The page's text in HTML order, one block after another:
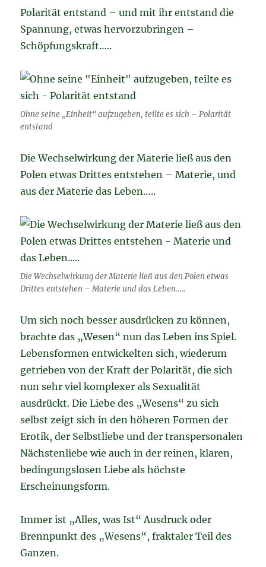
Polarität entstand – und mit ihr entstand die
Spannung, etwas hervorzubringen –
Schöpfungskraft…..
Ohne seine „Einheit“ aufzugeben, teilte es sich – Polarität
entstand
Die Wechselwirkung der Materie ließ aus den
Polen etwas Drittes entstehen – Materie, und
aus der Materie das Leben…..
Die Wechselwirkung der Materie ließ aus den Polen etwas
Drittes entstehen – Materie und das Leben…..
Um sich noch besser ausdrücken zu können,
brachte das „Wesen“ nun das Leben ins Spiel.
Lebensformen entwickelten sich, wiederum
getrieben von der Kraft der Polarität, die sich
nun sehr viel komplexer als Sexualität
ausdrückt. Die Liebe des „Wesens“ zu sich
selbst zeigt sich in den höheren Formen der
Erotik, der Selbstliebe und der transpersonalen
Nächstenliebe wie auch in der reinen, klaren,
bedingungslosen Liebe als höchste
Erscheinungsform.
Immer ist „Alles, was Ist“ Ausdruck oder
Brennpunkt des „Wesens“, fraktaler Teil des
Ganzen.